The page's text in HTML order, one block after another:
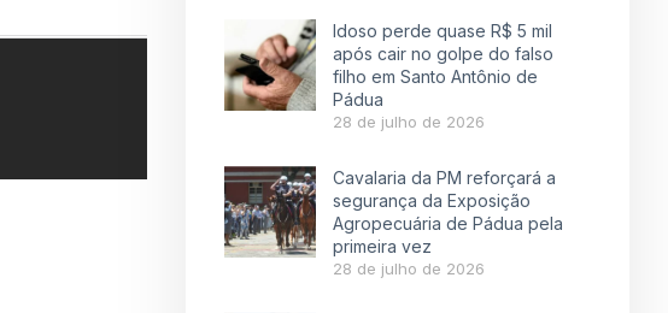
Idoso perde quase R$ 5 mil
após cair no golpe do falso
filho em Santo Antônio de
Pádua
28 de julho de 2026
Cavalaria da PM reforçará a
segurança da Exposição
Agropecuária de Pádua pela
primeira vez
28 de julho de 2026